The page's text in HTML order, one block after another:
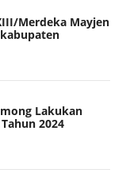
Merdeka Mayjen
Lakukan
2024